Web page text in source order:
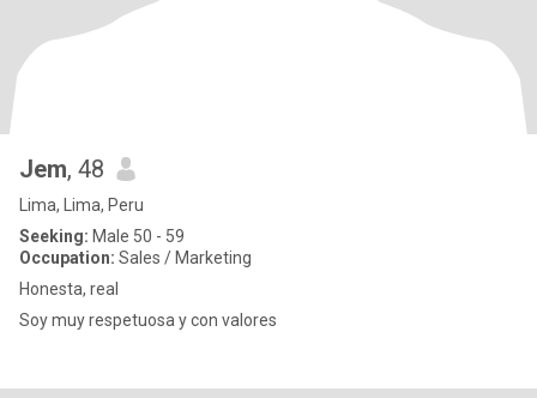
Jem, 48
Lima, Lima, Peru
Seeking: Male 50 - 59
Occupation: Sales / Marketing
Honesta, real
Soy muy respetuosa y con valores